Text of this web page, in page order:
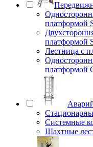
платформой
платформой
Лестница с
платформой
Системные
Шахтные